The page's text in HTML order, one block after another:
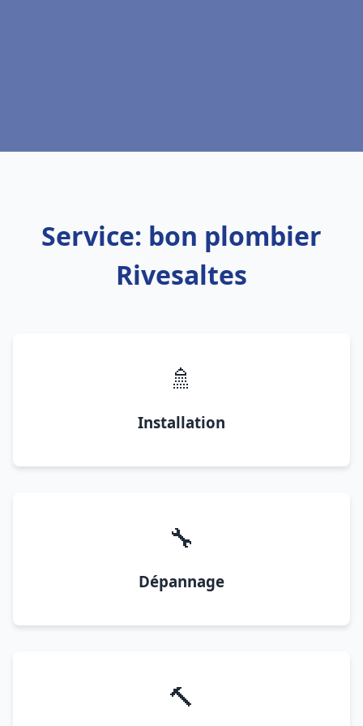
Service: bon plombier
Rivesaltes
🚿
Installation
🔧
Dépannage
🔨